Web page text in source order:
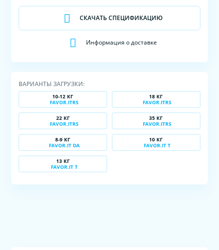
СКАЧАТЬ СПЕЦИФИКАЦИЮ
Информация о доставке
ВАРИАНТЫ ЗАГРУЗКИ:
10-12 КГ
FAVOR.ITRS
18 КГ
FAVOR.ITRS
22 КГ
FAVOR.ITRS
35 КГ
FAVOR.ITRS
8-9 КГ
FAVOR.IT DA
10 КГ
FAVOR.IT T
13 КГ
FAVOR.IT T